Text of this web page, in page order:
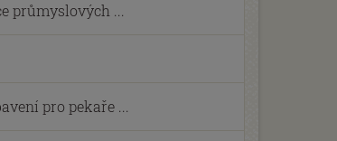
průmyslových ...
pro pekaře ...